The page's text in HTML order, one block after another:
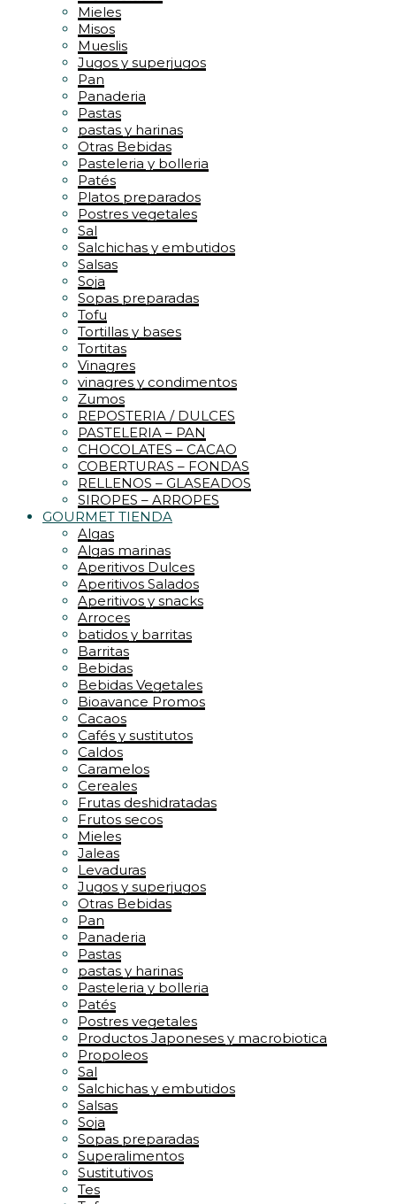
Mieles
Misos
Mueslis
Jugos y superjugos
Pan
Panaderia
Pastas
pastas y harinas
Otras Bebidas
Pasteleria y bolleria
Patés
Platos preparados
Postres vegetales
Sal
Salchichas y embutidos
Salsas
Soja
Sopas preparadas
Tofu
Tortillas y bases
Tortitas
Vinagres
vinagres y condimentos
Zumos
REPOSTERIA / DULCES
PASTELERIA – PAN
CHOCOLATES – CACAO
COBERTURAS – FONDAS
RELLENOS – GLASEADOS
SIROPES – ARROPES
GOURMET TIENDA
Algas
Algas marinas
Aperitivos Dulces
Aperitivos Salados
Aperitivos y snacks
Arroces
batidos y barritas
Barritas
Bebidas
Bebidas Vegetales
Bioavance Promos
Cacaos
Cafés y sustitutos
Caldos
Caramelos
Cereales
Frutas deshidratadas
Frutos secos
Mieles
Jaleas
Levaduras
Jugos y superjugos
Otras Bebidas
Pan
Panaderia
Pastas
pastas y harinas
Pasteleria y bolleria
Patés
Postres vegetales
Productos Japoneses y macrobiotica
Propoleos
Sal
Salchichas y embutidos
Salsas
Soja
Sopas preparadas
Superalimentos
Sustitutivos
Tes